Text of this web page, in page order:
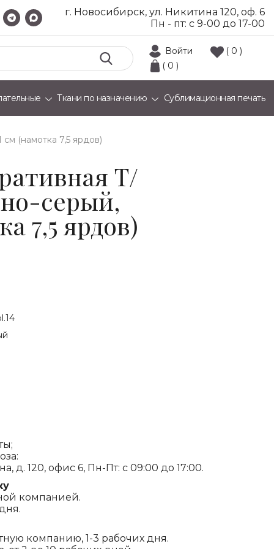
г. Новосибирск, ул. Никитина 120, оф. 6
Пн - пт: с 9-00 до 17-00
Войти
( 0 )
( 0 )
Ткани по назначению Сублимационная печать
см (намотка 7,5 ярдов)
Т/
серый,
7,5 ярдов)
д. 120, офис 6, Пн-Пт: с 09:00 до 17:00.
компанией.
компанию, 1-3 рабочих дня.